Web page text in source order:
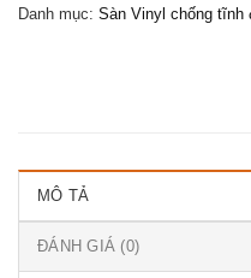
Danh mục: Sàn Vinyl chống tĩnh
MÔ TẢ
ĐÁNH GIÁ (0)